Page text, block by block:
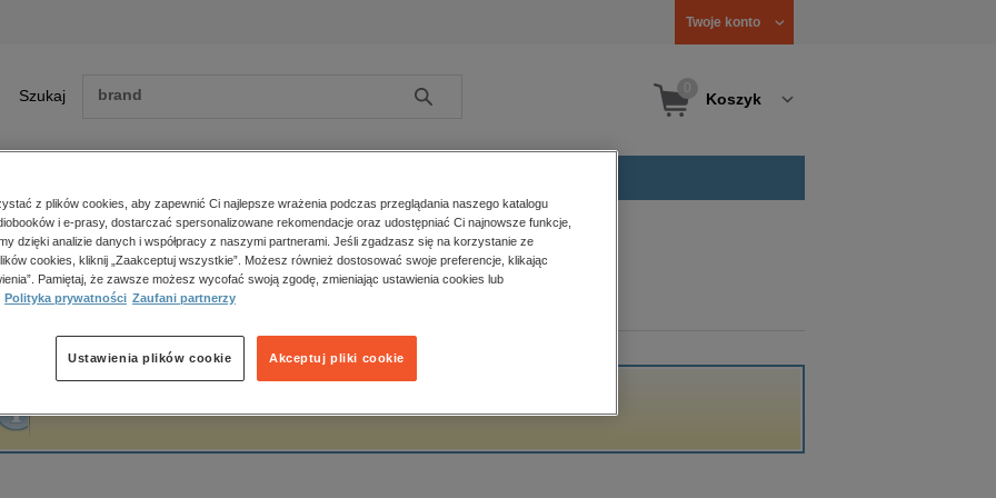
Twoje konto
Szukaj Szukaj Koszyk
Zobacz wszystkie E-prasa
polityka, społeczno-informacyjne
psychologiczne
popularno-naukowe
historia
główna Miroslav Žamboch
Žamboch
z plików cookies, aby zapewnić Ci najlepsze wrażenia podczas przeglądania naszego katalogu
i e-prasy, dostarczać spersonalizowane rekomendacje oraz udostępniać Ci najnowsze funkcje,
dzięki analizie danych i współpracy z naszymi partnerami. Jeśli zgadzasz się na korzystanie ze
cookies, kliknij „Zaakceptuj wszystkie”. Możesz również dostosować swoje preferencje, klikając
Pamiętaj, że zawsze możesz wycofać swoją zgodę, zmieniając ustawienia cookies lub
Polityka prywatności Zaufani partnerzy
Akceptuj pliki cookie
Ustawienia plików cookie